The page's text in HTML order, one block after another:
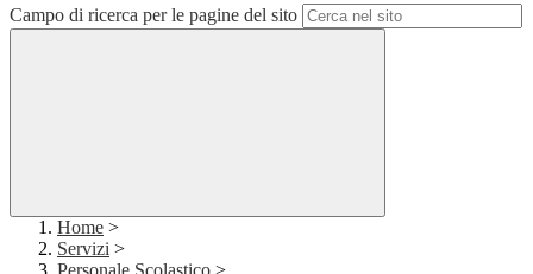
Campo di ricerca per le pagine del sito
Home >
Servizi >